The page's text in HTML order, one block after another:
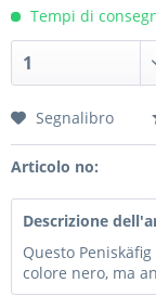
Tempi di
Segnalibro
Articolo no:
Descrizione
Questo
colore nero, ma